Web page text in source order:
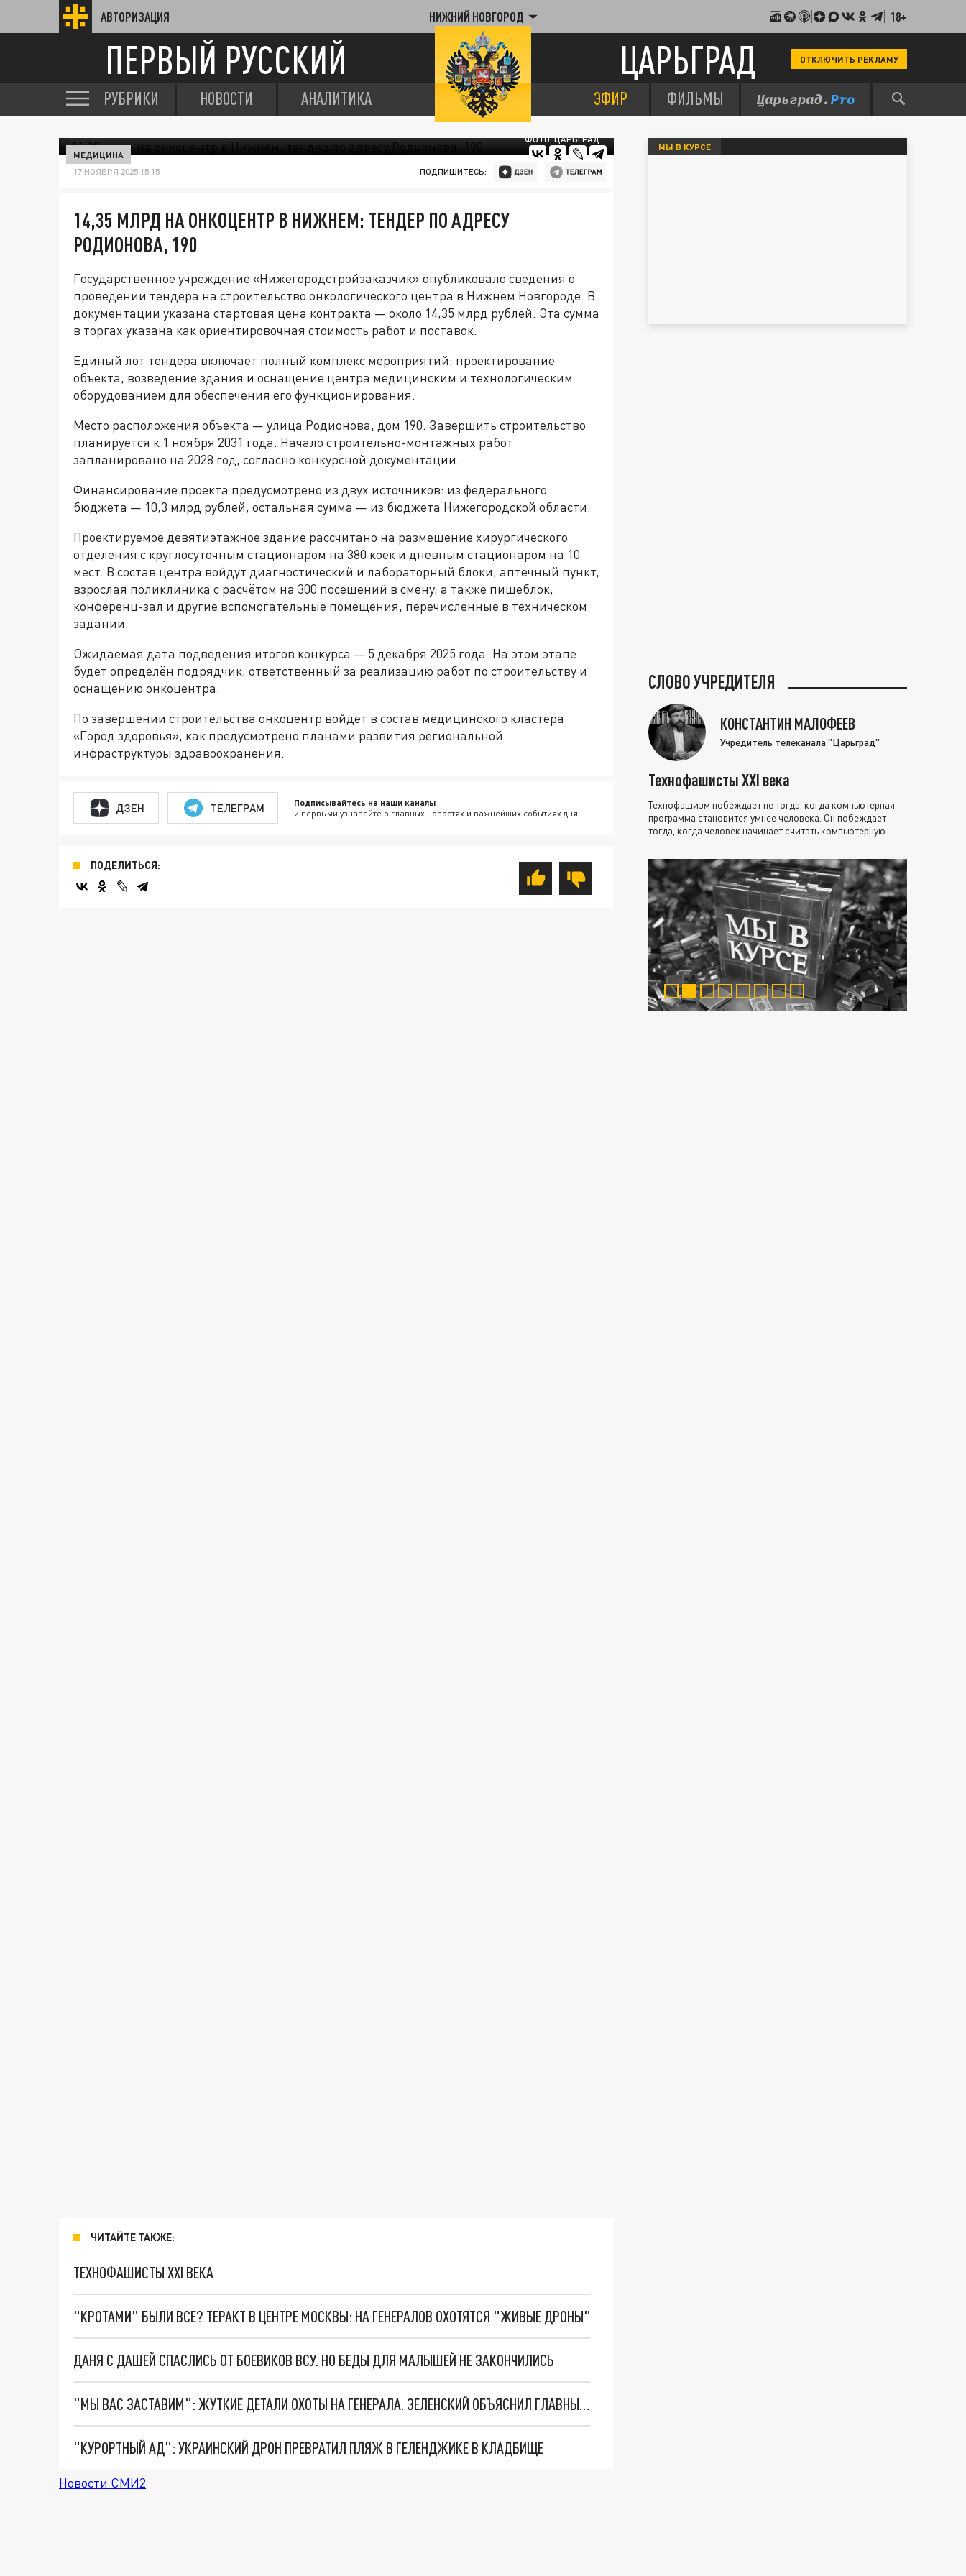
АВТОРИЗАЦИЯ НИЖНИЙ НОВГОРОД 18+
ПЕРВЫЙ РУССКИЙ ЦАРЬГРАД ОТКЛЮЧИТЬ РЕКЛАМУ
РУБРИКИ НОВОСТИ АНАЛИТИКА ЭФИР ФИЛЬМЫ
ФОТО: ЦАРЬГРАД
МЕДИЦИНА
17 НОЯБРЯ 2025 15:15 ПОДПИШИТЕСЬ:
14,35 МЛРД НА ОНКОЦЕНТР В НИЖНЕМ: ТЕНДЕР ПО АДРЕСУ
РОДИОНОВА, 190
Государственное учреждение «Нижегородстройзаказчик» опубликовало сведения о
проведении тендера на строительство онкологического центра в Нижнем Новгороде. В
документации указана стартовая цена контракта — около 14,35 млрд рублей. Эта сумма
в торгах указана как ориентировочная стоимость работ и поставок.
Единый лот тендера включает полный комплекс мероприятий: проектирование
объекта, возведение здания и оснащение центра медицинским и технологическим
оборудованием для обеспечения его функционирования.
Место расположения объекта — улица Родионова, дом 190. Завершить строительство
планируется к 1 ноября 2031 года. Начало строительно-монтажных работ
запланировано на 2028 год, согласно конкурсной документации.
Финансирование проекта предусмотрено из двух источников: из федерального
бюджета — 10,3 млрд рублей, остальная сумма — из бюджета Нижегородской области.
Проектируемое девятиэтажное здание рассчитано на размещение хирургического
отделения с круглосуточным стационаром на 380 коек и дневным стационаром на 10
мест. В состав центра войдут диагностический и лабораторный блоки, аптечный пункт,
взрослая поликлиника с расчётом на 300 посещений в смену, а также пищеблок,
конференц-зал и другие вспомогательные помещения, перечисленные в техническом
задании.
Ожидаемая дата подведения итогов конкурса — 5 декабря 2025 года. На этом этапе
будет определён подрядчик, ответственный за реализацию работ по строительству и
оснащению онкоцентра.
По завершении строительства онкоцентр войдёт в состав медицинского кластера
«Город здоровья», как предусмотрено планами развития региональной
инфраструктуры здравоохранения.
ДЗЕН ТЕЛЕГРАМ Подписывайтесь на наши каналы
и первыми узнавайте о главных новостях и важнейших событиях дня.
ПОДЕЛИТЬСЯ:
ЧИТАЙТЕ ТАКЖЕ:
ТЕХНОФАШИСТЫ XXI ВЕКА
"КРОТАМИ" БЫЛИ ВСЕ? ТЕРАКТ В ЦЕНТРЕ МОСКВЫ: НА ГЕНЕРАЛОВ ОХОТЯТСЯ "ЖИВЫЕ ДРОНЫ"
ДАНЯ С ДАШЕЙ СПАСЛИСЬ ОТ БОЕВИКОВ ВСУ. НО БЕДЫ ДЛЯ МАЛЫШЕЙ НЕ ЗАКОНЧИЛИСЬ
"МЫ ВАС ЗАСТАВИМ": ЖУТКИЕ ДЕТАЛИ ОХОТЫ НА ГЕНЕРАЛА. ЗЕЛЕНСКИЙ ОБЪЯСНИЛ ГЛАВНЫЙ СМЫСЛ ТЕРАКТА В ЦЕНТРЕ МОСКВЫ
"КУРОРТНЫЙ АД": УКРАИНСКИЙ ДРОН ПРЕВРАТИЛ ПЛЯЖ В ГЕЛЕНДЖИКЕ В КЛАДБИЩЕ
Новости СМИ2
МЫ В КУРСЕ
СЛОВО УЧРЕДИТЕЛЯ
КОНСТАНТИН МАЛОФЕЕВ
Учредитель телеканала "Царьград"
Технофашисты XXI века
Технофашизм побеждает не тогда, когда компьютерная
программа становится умнее человека. Он побеждает
тогда, когда человек начинает считать компьютерную